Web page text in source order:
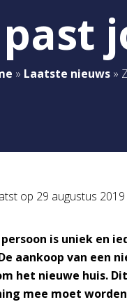
past
» Laatste nieuws»
op 29 augustus 2019
is uniek en
aankoop van een
het nieuwe huis.
mee moet